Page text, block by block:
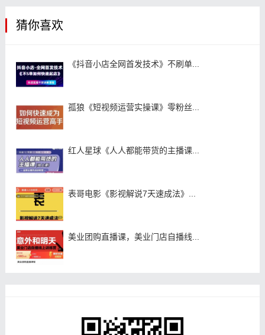
猜你喜欢
《抖音小店全网首发技术》不刷单...
孤狼《短视频运营实操课》零粉丝...
红人星球《人人都能带货的主播课...
表哥电影《影视解说7天速成法》...
美业团购直播课，美业门店自播线...